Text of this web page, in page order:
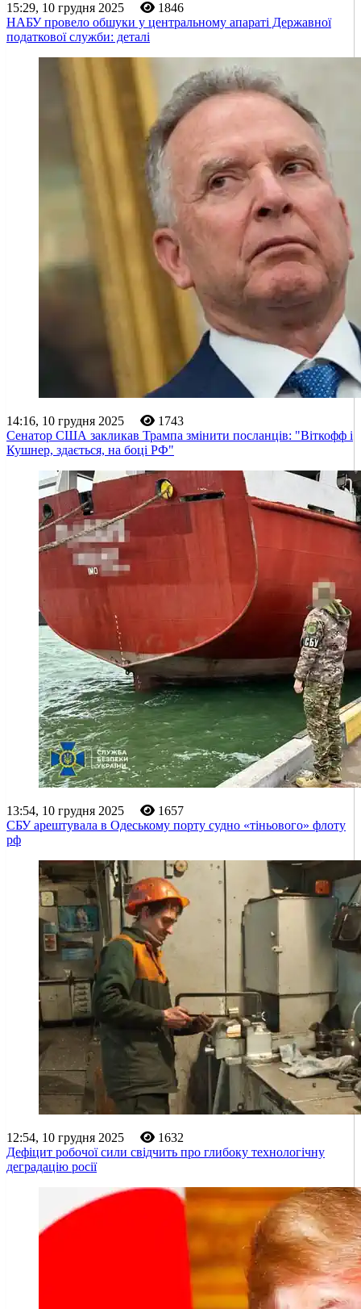
15:29, 10 грудня 2025
1846
НАБУ провело обшуки у центральному апараті Державної
податкової служби: деталі
14:16, 10 грудня 2025
1743
Cенатор США закликав Трампа змінити посланців: "Віткофф і
Кушнер, здається, на боці РФ"
13:54, 10 грудня 2025
1657
СБУ арештувала в Одеському порту судно «тіньового» флоту
рф
12:54, 10 грудня 2025
1632
Дефіцит робочої сили свідчить про глибоку технологічну
деградацію росії